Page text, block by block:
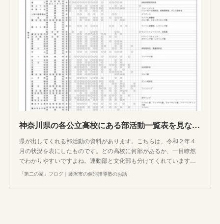
神奈川県の各公立高校にある部活動一覧表を見ながら思うこと
県が出してくれる部活動の資料があります。こちらは、令和２年４
月の状況を表にしたものです。どの高校に何部があるか、一目瞭然
でわかりやすいですよね。運動部と文化部も分けてくれています…
「第二の家」ブログ｜藤沢市の個別指導塾のお話